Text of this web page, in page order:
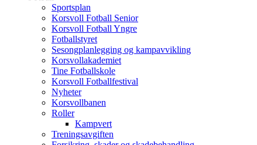
Sportsplan
Korsvoll Fotball Senior
Korsvoll Fotball Yngre
Fotballstyret
Sesongplanlegging og kampavvikling
Korsvollakademiet
Tine Fotballskole
Korsvoll Fotballfestival
Nyheter
Korsvollbanen
Roller
Kampvert
Treningsavgiften